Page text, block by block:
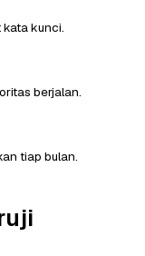
kunci.
berjalan.
tiap bulan.